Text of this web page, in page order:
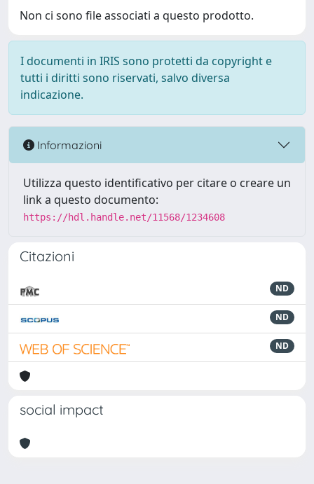
Non ci sono file associati a questo prodotto.
I documenti in IRIS sono protetti da copyright e
tutti i diritti sono riservati, salvo diversa
indicazione.
Informazioni
Utilizza questo identificativo per citare o creare un
link a questo documento:
https://hdl.handle.net/11568/1234608
Citazioni
ND
ND
ND
social impact